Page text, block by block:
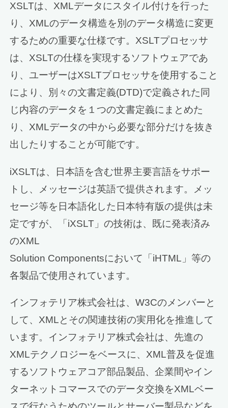
XSLTは、XMLデータにスタイル付けを行った
り、XMLのデータ構造を別のデータ構造に変更
するための重要な仕様です。XSLTプロセッサ
は、XSLTの仕様を実現するソフトウェアであ
り、ユーザーはXSLTプロセッサを使用すること
により、別々の文書定義(DTD)で定義された同
じ内容のデータを１つの文書定義にまとめた
り、XMLデータの中から必要な部分だけを抜き
出したりすることが可能です。
iXSLTは、日本語を含む世界主要言語をサポー
トし、メッセージは英語で提供されます。メッ
セージ等を日本語化した日本特有版の提供は未
定ですが、「iXSLT」の技術は、既に発表済み
のXML
Solution Componentsにおいて「iHTML」等の
各製品で使用されています。
インフォテリア株式会社は、W3Cのメンバーと
して、XMLとその関連技術の実用化を推進して
います。インフォテリア株式会社は、先進の
XMLテクノロジーをベースに、XML普及を促進
するソフトウェアコア部品製品、企業間やイン
ターネットコマースでのデータ交換をXMLベー